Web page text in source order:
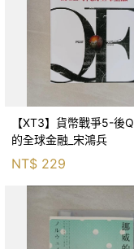
【XT3】貨幣戰爭5-後
的全球金融_宋鴻兵
NT$ 229